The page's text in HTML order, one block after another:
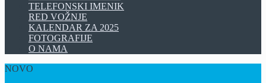
TELEFONSKI IMENIK
RED VOŽNJE
KALENDAR ZA 2025
FOTOGRAFIJE
O NAMA
NOVO